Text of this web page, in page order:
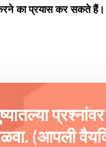
का प्रयास कर सकते हैं।
(आपली